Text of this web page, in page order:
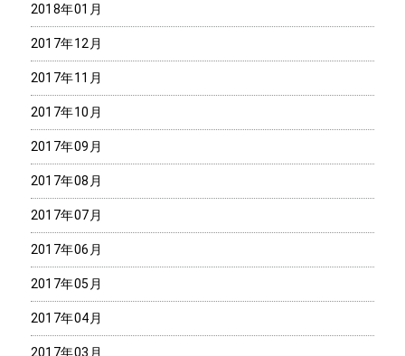
2018年01月
2017年12月
2017年11月
2017年10月
2017年09月
2017年08月
2017年07月
2017年06月
2017年05月
2017年04月
2017年03月